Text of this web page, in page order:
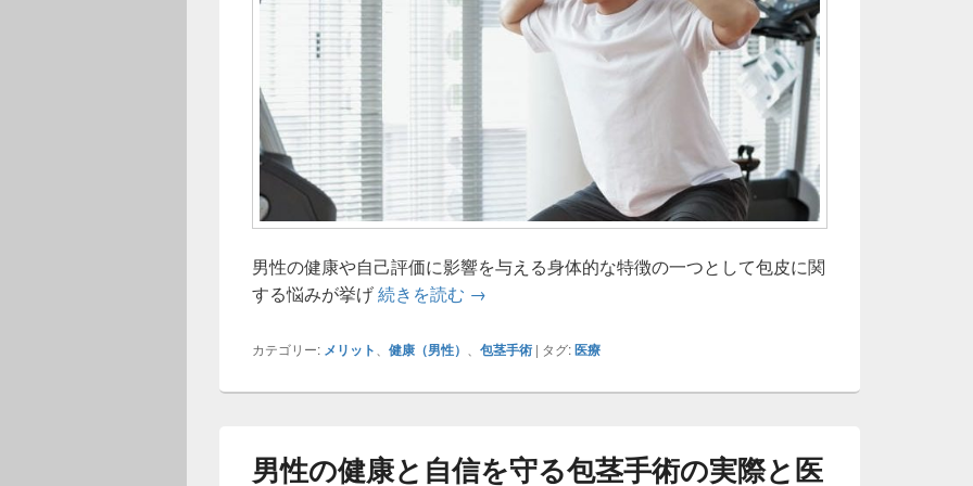
男性の健康や自己評価に影響を与える身体的な特徴の一つとして包皮に関
する悩みが挙げ続きを読む 清潔と自信を手にするための包茎手術が男性にもたらす身体的精
→
カテゴリー: メリット 健康（男性） 包茎手術 | タグ:医療
男性の健康と自信を守る包茎手術の実際と医